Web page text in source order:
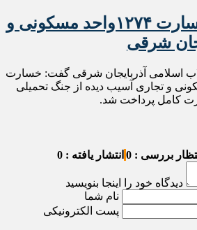
پرداخت کامل خسارت ۱۲۷۴‌واحد مسکونی و
شرقی
اسلامی آذربایجان شرقی گفت: خسارت
واحد مسکونی و تجاری آسیب دیده از جنگ تحمیلی
کامل پرداخت شد.
بررسی : 0 انتشار یافته : 0
دیدگاه خود را اینجا بنویسید
نام شما
پست الکترونیکی